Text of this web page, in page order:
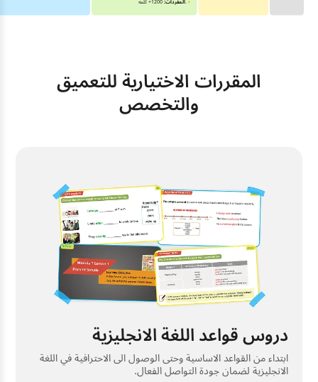
المقررات الاختيارية للتعميق
والتخصص
دروس قواعد اللغة الانجليزية
ابتداء من القواعد الاساسية وحتى الوصول الى الاحترافية في اللغة
الانجليزية لضمان جودة التواصل الفعال.